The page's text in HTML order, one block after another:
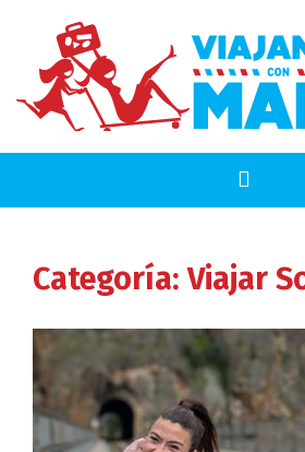
Categoría:Viajar